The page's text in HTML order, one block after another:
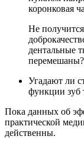
коронковая
Не
дентальные
перемешаны?
Угадают ли
функции зуб
Пока данных об
практической
действенны.